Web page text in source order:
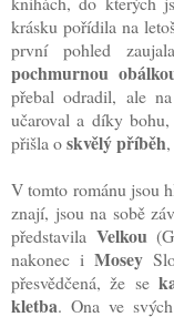
krásku pořídila na
první pohled
pochmurnou
přebal odradil, ale
učaroval a díky
přišla oskvělý příběh
V tomto románu jsou
znají, jsou na sobě
představila Velkou
nakonec iMosey
přesvědčená, že se
kletba. Ona ve